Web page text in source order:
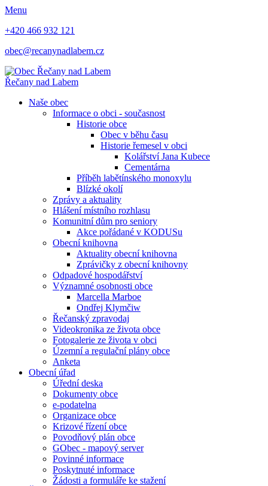
Menu
+420 466 932 121
obec@recanynadlabem.cz
Řečany nad Labem
Naše obec
Informace o obci - současnost
Historie obce
Obec v běhu času
Historie řemesel v obci
Kolářství Jana Kubece
Cementárna
Příběh labětínského monoxylu
Blízké okolí
Zprávy a aktuality
Hlášení místního rozhlasu
Komunitní dům pro seniory
Akce pořádané v KODUSu
Obecní knihovna
Aktuality obecní knihovna
Zprávičky z obecní knihovny
Odpadové hospodářství
Významné osobnosti obce
Marcella Marboe
Ondřej Klymčiw
Řečanský zpravodaj
Videokronika ze života obce
Fotogalerie ze života v obci
Územní a regulační plány obce
Anketa
Obecní úřad
Úřední deska
Dokumenty obce
e-podatelna
Organizace obce
Krizové řízení obce
Povodňový plán obce
GObec - mapový server
Povinné informace
Poskytnuté informace
Žádosti a formuláře ke stažení